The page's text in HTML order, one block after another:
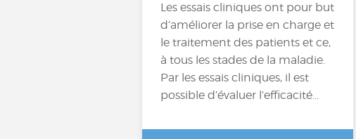
Les essais cliniques ont pour but
d’améliorer la prise en charge et
le traitement des patients et ce,
à tous les stades de la maladie.
Par les essais cliniques, il est
possible d’évaluer l’efficacité...